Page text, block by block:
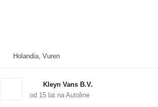
Holandia, Vuren
Kleyn Vans B.V.
od 15lat na Autoline